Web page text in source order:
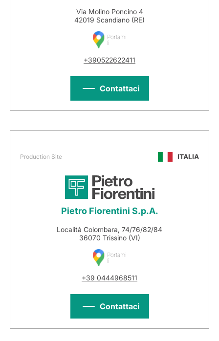
Via Molino Poncino 4
42019 Scandiano (RE)
Portami
lì
+390522622411
Contattaci
Production Site ITALIA
Pietro Fiorentini S.p.A.
Località Colombara, 74/76/82/84
36070 Trissino (VI)
Portami
lì
+39 0444968511
Contattaci